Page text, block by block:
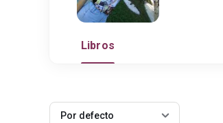
Libros
Por defecto